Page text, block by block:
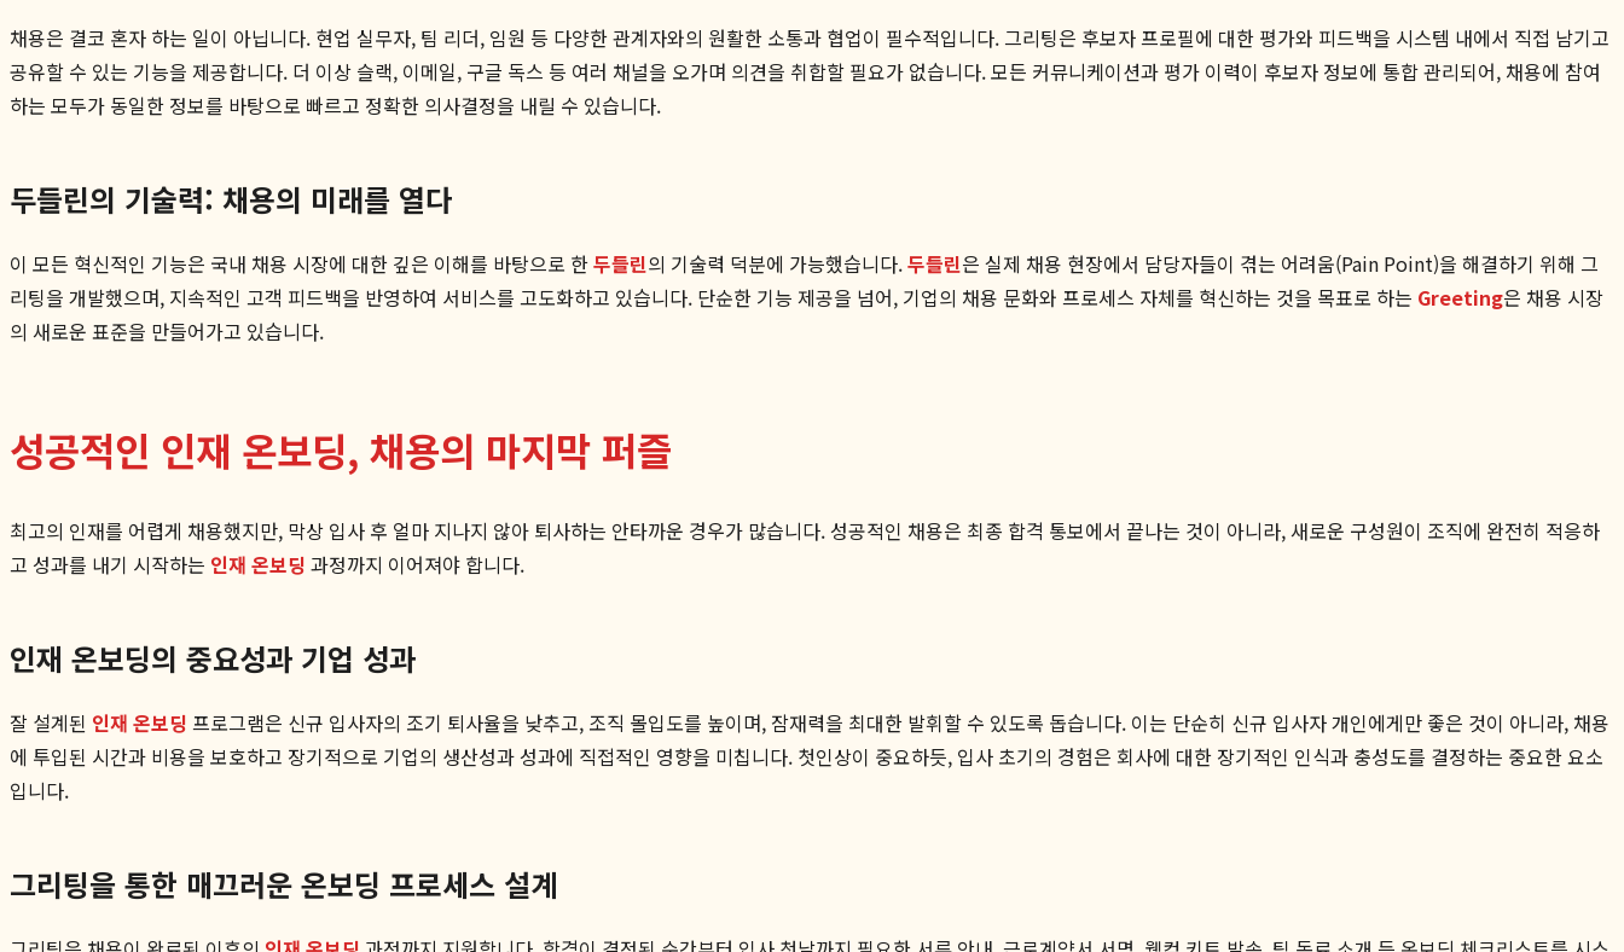
채용은 결코 혼자 하는 일이 아닙니다. 현업 실무자, 팀 리더, 임원 등 다양한 관계자와의 원활한 소통과 협업이 필수적입니다. 그리팅은 후보자 프로필에 대한 평가와 피드백을 시스템 내에서 직접 남기고
공유할 수 있는 기능을 제공합니다. 더 이상 슬랙, 이메일, 구글 독스 등 여러 채널을 오가며 의견을 취합할 필요가 없습니다. 모든 커뮤니케이션과 평가 이력이 후보자 정보에 통합 관리되어, 채용에 참여
하는 모두가 동일한 정보를 바탕으로 빠르고 정확한 의사결정을 내릴 수 있습니다.
두들린의 기술력: 채용의 미래를 열다
이 모든 혁신적인 기능은 국내 채용 시장에 대한 깊은 이해를 바탕으로 한두들린의 기술력 덕분에 가능했습니다.두들린은 실제 채용 현장에서 담당자들이 겪는 어려움(Pain Point)을 해결하기 위해 그
리팅을 개발했으며, 지속적인 고객 피드백을 반영하여 서비스를 고도화하고 있습니다. 단순한 기능 제공을 넘어, 기업의 채용 문화와 프로세스 자체를 혁신하는 것을 목표로 하는 Greeting은 채용 시장
의 새로운 표준을 만들어가고 있습니다.
성공적인 인재 온보딩, 채용의 마지막 퍼즐
최고의 인재를 어렵게 채용했지만, 막상 입사 후 얼마 지나지 않아 퇴사하는 안타까운 경우가 많습니다. 성공적인 채용은 최종 합격 통보에서 끝나는 것이 아니라, 새로운 구성원이 조직에 완전히 적응하
고 성과를 내기 시작하는 인재 온보딩 과정까지 이어져야 합니다.
인재 온보딩의 중요성과 기업 성과
잘 설계된 인재 온보딩 프로그램은 신규 입사자의 조기 퇴사율을 낮추고, 조직 몰입도를 높이며, 잠재력을 최대한 발휘할 수 있도록 돕습니다. 이는 단순히 신규 입사자 개인에게만 좋은 것이 아니라, 채용
에 투입된 시간과 비용을 보호하고 장기적으로 기업의 생산성과 성과에 직접적인 영향을 미칩니다. 첫인상이 중요하듯, 입사 초기의 경험은 회사에 대한 장기적인 인식과 충성도를 결정하는 중요한 요소
입니다.
그리팅을 통한 매끄러운 온보딩 프로세스 설계